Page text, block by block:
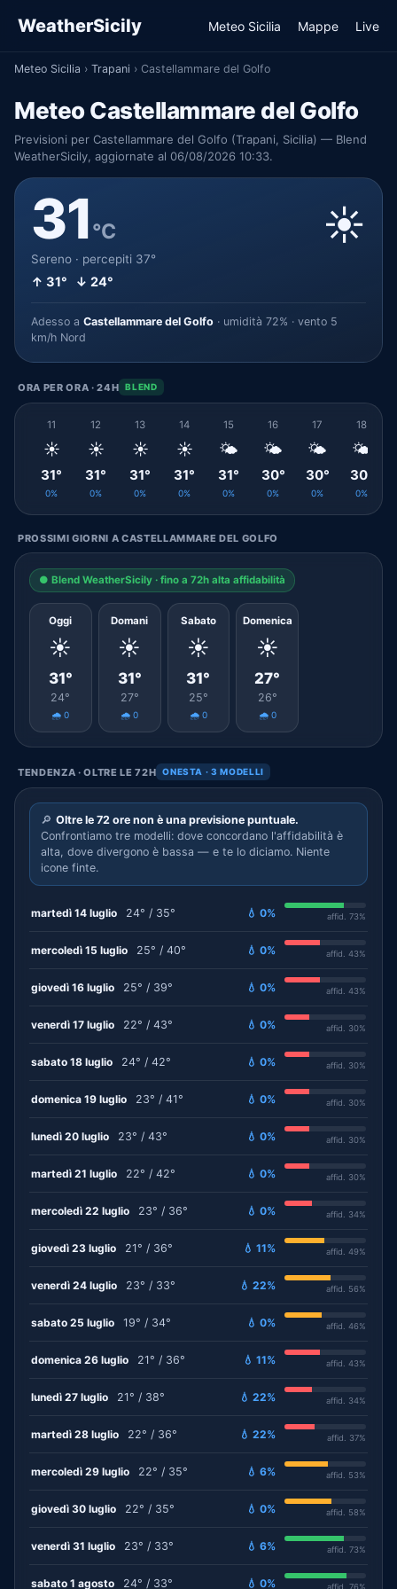
WeatherSicily Meteo Sicilia Mappe Live
Meteo Sicilia › Trapani › Castellammare del Golfo
Meteo Castellammare del Golfo
Previsioni per Castellammare del Golfo (Trapani, Sicilia) — Blend
WeatherSicily, aggiornate al 06/08/2026 10:33.
31°C
Sereno · percepiti 37°
↑ 31° ↓ 24°
☀️
Adesso a Castellammare del Golfo · umidità 72% · vento 5
km/h Nord
ORA PER ORA · 24H BLEND
11
☀️
31°
0%
12
☀️
31°
0%
13
☀️
31°
0%
14
☀️
31°
0%
15
🌤️
31°
0%
16
🌤️
30°
0%
17
🌤️
30°
0%
18
🌤️
30°
0%
PROSSIMI GIORNI A CASTELLAMMARE DEL GOLFO
● Blend WeatherSicily · fino a 72h alta affidabilità
Oggi
☀️
31°
24°
🌧️ 0
Domani
☀️
31°
27°
🌧️ 0
Sabato
☀️
31°
25°
🌧️ 0
Domenica
☀️
27°
26°
🌧️ 0
TENDENZA · OLTRE LE 72H ONESTA · 3 MODELLI
🔎 Oltre le 72 ore non è una previsione puntuale.
Confrontiamo tre modelli: dove concordano l'affidabilità è
alta, dove divergono è bassa — e te lo diciamo. Niente
icone finte.
martedì 14 luglio 24° / 35° 💧 0% affid. 73%
mercoledì 15 luglio 25° / 40° 💧 0% affid. 43%
giovedì 16 luglio 25° / 39° 💧 0% affid. 43%
venerdì 17 luglio 22° / 43° 💧 0% affid. 30%
sabato 18 luglio 24° / 42° 💧 0% affid. 30%
domenica 19 luglio 23° / 41° 💧 0% affid. 30%
lunedì 20 luglio 23° / 43° 💧 0% affid. 30%
martedì 21 luglio 22° / 42° 💧 0% affid. 30%
mercoledì 22 luglio 23° / 36° 💧 0% affid. 34%
giovedì 23 luglio 21° / 36° 💧 11% affid. 49%
venerdì 24 luglio 23° / 33° 💧 22% affid. 56%
sabato 25 luglio 19° / 34° 💧 0% affid. 46%
domenica 26 luglio 21° / 36° 💧 11% affid. 43%
lunedì 27 luglio 21° / 38° 💧 22% affid. 34%
martedì 28 luglio 22° / 36° 💧 22% affid. 37%
mercoledì 29 luglio 22° / 35° 💧 6% affid. 53%
giovedì 30 luglio 22° / 35° 💧 0% affid. 58%
venerdì 31 luglio 23° / 33° 💧 6% affid. 73%
sabato 1 agosto 24° / 33° 💧 0% affid. 76%